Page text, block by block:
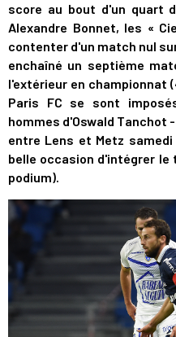
score au bout d'un quart
Alexandre Bonnet, les «
contenter d'un match nul
enchaîné un septième
l'extérieur en championnat
Paris FC se sont
hommes d'Oswald
entre Lens et Metz
belle occasion d'intégrer le
podium).